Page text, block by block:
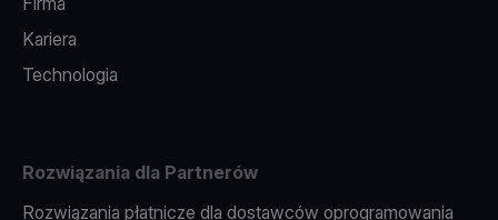
Kariera
Technologia
Rozwiązania dla Partnerów
Rozwiązania płatnicze dla dostawców oprogramowania